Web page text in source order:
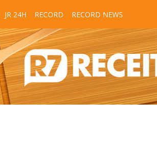
JR 24H RECORD RECORD NEWS